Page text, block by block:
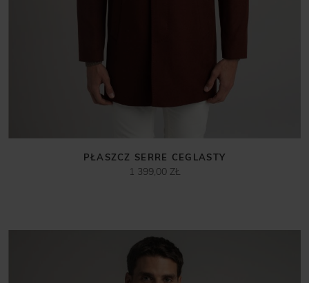
PŁASZCZ SERRE CEGLASTY
1 399,00 ZŁ